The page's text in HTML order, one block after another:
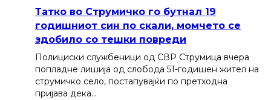
Татко во Струмичко го бутнал 19
годишниот син по скали, момчето се
здобило со тешки повреди
Полициски службеници од СВР Струмица вчера
попладне лишија од слобода 51-годишен жител на
струмичко село, постапувајќи по претходна
пријава дека…